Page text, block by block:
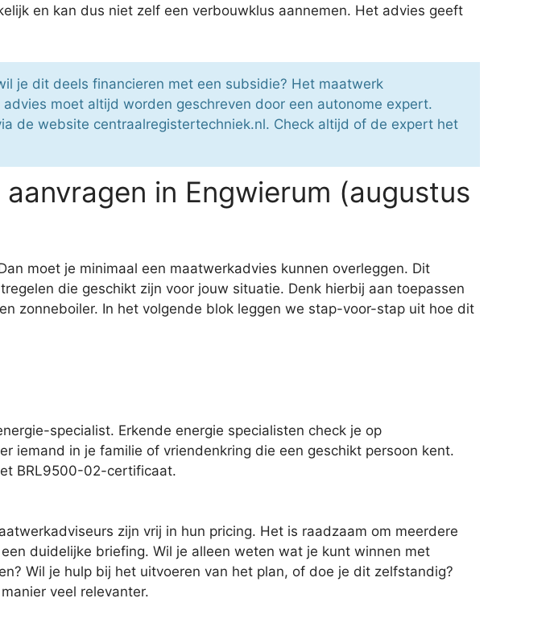
en kan dus niet zelf een verbouwklus aannemen. Het advies geeft
je dit deels financieren met een subsidie? Het maatwerk
moet altijd worden geschreven door een autonome expert.
de website centraalregistertechniek.nl. Check altijd of de expert het
in Engwierum (augustus
moet je minimaal een maatwerkadvies kunnen overleggen. Dit
die geschikt zijn voor jouw situatie. Denk hierbij aan toepassen
zonneboiler. In het volgende blok leggen we stap-voor-stap uit hoe dit
specialist. Erkende energie specialisten check je op
iemand in je familie of vriendenkring die een geschikt persoon kent.
BRL9500-02-certificaat.
zijn vrij in hun pricing. Het is raadzaam om meerdere
duidelijke briefing. Wil je alleen weten wat je kunt winnen met
Wil je hulp bij het uitvoeren van het plan, of doe je dit zelfstandig?
veel relevanter.